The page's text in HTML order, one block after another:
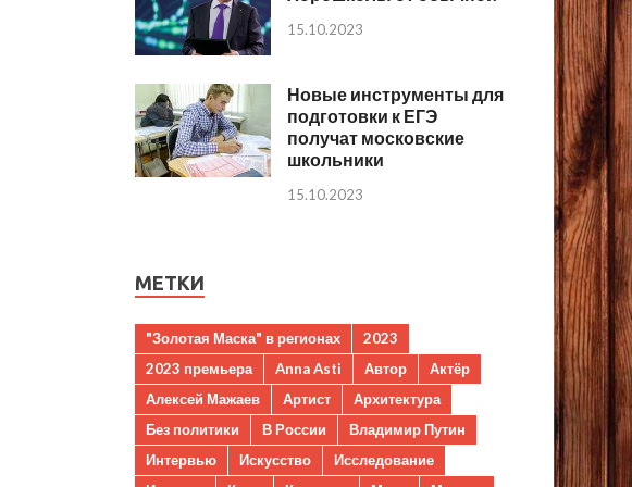
15.10.2023
Новые инструменты для
подготовки к ЕГЭ
получат московские
школьники
15.10.2023
МЕТКИ
"Золотая Маска" в регионах
2023
2023 премьера
Anna Asti Автор
Актёр
Алексей Мажаев
Артист
Архитектура
Без политики
В России
Владимир Путин
Интервью
Искусство
Исследование